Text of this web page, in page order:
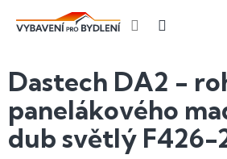
Dastech DA2 -
panelákového
dub světlý F426-